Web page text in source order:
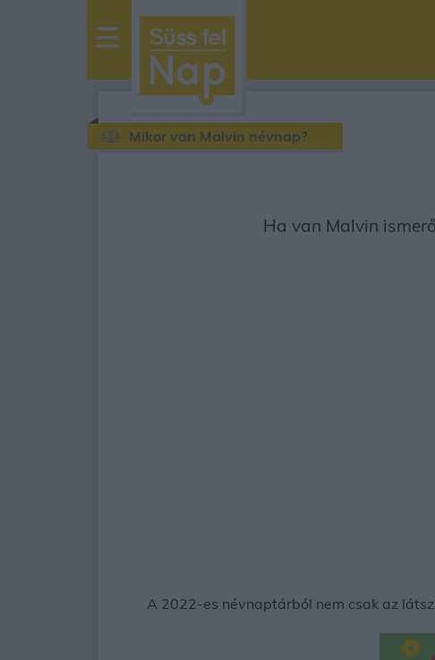
sussfelnap.hu
időjárás
Mikor van Malvin névnap?
Ha van Malvin
A 2022-es névnaptárból nem csak az